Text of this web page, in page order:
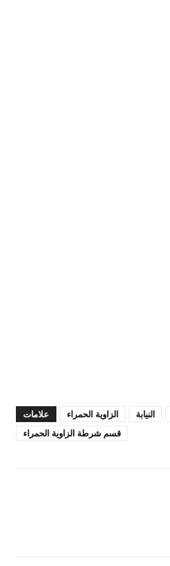
علامات الزاوية الحمراء النيابة
قسم شرطة الزاوية الحمراء